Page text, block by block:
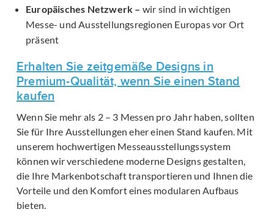
Europäisches Netzwerk – wir sind in wichtigen
Messe- und Ausstellungsregionen Europas vor Ort
präsent
Erhalten Sie zeitgemäße Designs in
Premium-Qualität, wenn Sie einen Stand
kaufen
Wenn Sie mehr als 2 – 3 Messen pro Jahr haben, sollten
Sie für Ihre Ausstellungen eher einen Stand kaufen. Mit
unserem hochwertigen Messeausstellungssystem
können wir verschiedene moderne Designs gestalten,
die Ihre Markenbotschaft transportieren und Ihnen die
Vorteile und den Komfort eines modularen Aufbaus
bieten.